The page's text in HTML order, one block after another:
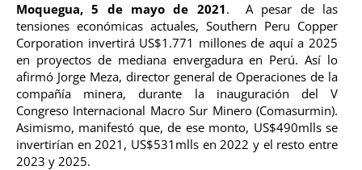
Moquegua, 5 de mayo de 2021. A pesar de las
tensiones económicas actuales, Southern Peru Copper
Corporation invertirá US$1.771 millones de aquí a 2025
en proyectos de mediana envergadura en Perú. Así lo
afirmó Jorge Meza, director general de Operaciones de la
compañía minera, durante la inauguración del V
Congreso Internacional Macro Sur Minero (Comasurmin).
Asimismo, manifestó que, de ese monto, US$490mlls se
invertirían en 2021, US$531mlls en 2022 y el resto entre
2023 y 2025.